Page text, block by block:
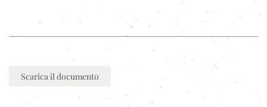
Scarica il documento